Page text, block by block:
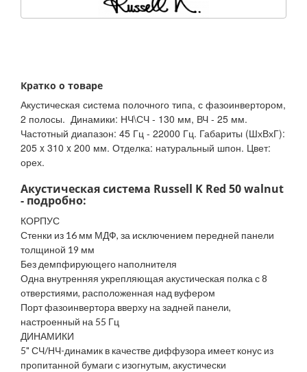
Кратко о товаре
Акустическая система полочного типа, с фазоинвертором,
2 полосы. Динамики: НЧ\СЧ - 130 мм, ВЧ - 25 мм.
Частотный диапазон: 45 Гц - 22000 Гц. Габариты (ШхВхГ):
205 x 310 x 200 мм. Отделка: натуральный шпон. Цвет:
орех.
Акустическая система Russell K Red 50 walnut
- подробно:
КОРПУС
Стенки из 16 мм МДФ, за исключением передней панели
толщиной 19 мм
Без демпфирующего наполнителя
Одна внутренняя укрепляющая акустическая полка с 8
отверстиями, расположенная над вуфером
Порт фазоинвертора вверху на задней панели,
настроенный на 55 Гц
ДИНАМИКИ
5" СЧ/НЧ-динамик в качестве диффузора имеет конус из
пропитанной бумаги с изогнутым, акустически